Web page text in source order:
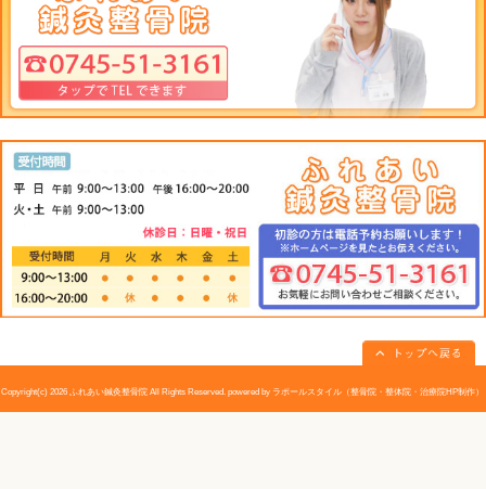
手の三里
強めにもみ押しを続ければ胃の不快な症状がやわらぐ
位置>
前腕の親指側で、ひじの曲がり目から手先に向かって指
ろ
施術>
親指の先が、お客の手の皮膚に沈むようにやや力をこめ
やわらげるには、このツボをもみつづけるだけでもかな
足の三里
胃のもたれと重苦しさをやわらげるのに効果的
<施術>